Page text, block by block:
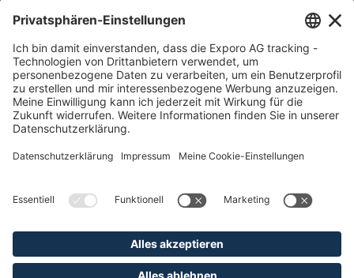
Statistik
Wiki
Standortanalyse
Hilfe & Kontakt
©Exporo AG 2026
AGB
Datenschutz